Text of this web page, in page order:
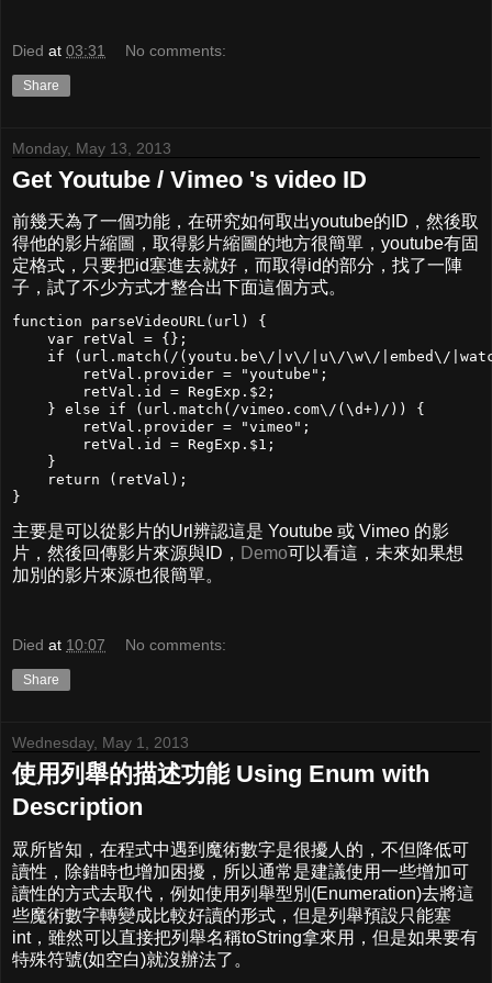
Died at 03:31 No comments:
Share
Monday, May 13, 2013
Get Youtube / Vimeo 's video ID
前幾天為了一個功能，在研究如何取出youtube的ID，然後取
得他的影片縮圖，取得影片縮圖的地方很簡單，youtube有固
定格式，只要把id塞進去就好，而取得id的部分，找了一陣
子，試了不少方式才整合出下面這個方式。
function parseVideoURL(url) {
    var retVal = {};
if (url.match(/(youtu.be\/|v\/|u\/\w\/|embed\/
        retVal.provider = "youtube";
        retVal.id = RegExp.$2;
    } else if (url.match(/vimeo.com\/(\d+)/)) {
        retVal.provider = "vimeo";
        retVal.id = RegExp.$1;
    }
    return (retVal);
主要是可以從影片的Url辨認這是 Youtube 或 Vimeo 的影
片，然後回傳影片來源與ID， Demo可以看這，未來如果想
加別的影片來源也很簡單。
Died at 10:07 No comments:
Share
Wednesday, May 1, 2013
使用列舉的描述功能 Using Enum with
Description
眾所皆知，在程式中遇到魔術數字是很擾人的，不但降低可
讀性，除錯時也增加困擾，所以通常是建議使用一些增加可
讀性的方式去取代，例如使用列舉型別(Enumeration)去將這
些魔術數字轉變成比較好讀的形式，但是列舉預設只能塞
int，雖然可以直接把列舉名稱toString拿來用，但是如果要有
特殊符號(如空白)就沒辦法了。